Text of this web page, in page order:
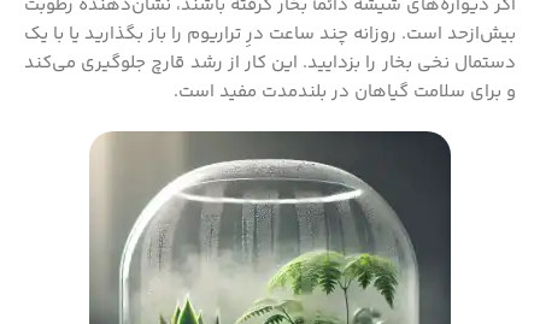
بیش‌ازحد است. روزانه چند ساعت درِ تراریوم را باز بگذارید یا با یک
دستمال نخی بخار را بزدایید. این کار از رشد قارچ جلوگیری می‌کند
و برای سلامت گیاهان در بلندمدت مفید است.